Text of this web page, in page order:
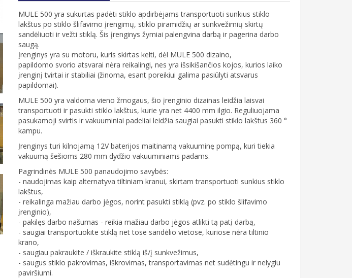
MULE 500 yra sukurtas padėti stiklo apdirbėjams transportuoti sunkius stiklo
lakštus po stiklo šlifavimo įrengimų, stiklo piramidžių ar sunkvežimių skirtų
sandėliuoti ir vežti stiklą. Šis įrenginys žymiai palengvina darbą ir pagerina darbo
saugą.
Įrenginys yra su motoru, kuris skirtas kelti, dėl MULE 500 dizaino,
papildomo svorio atsvarai nėra reikalingi, nes yra išsikišančios kojos, kurios laiko
įrenginį tvirtai ir stabiliai (žinoma, esant poreikiui galima pasiūlyti atsvarus
papildomai).
MULE 500 yra valdoma vieno žmogaus, šio įrenginio dizainas leidžia laisvai
transportuoti ir pasukti stiklo lakštus, kurie yra net 4400 mm ilgio. Reguliuojama
pasukamoji svirtis ir vakuuminiai padeliai leidžia saugiai pasukti stiklo lakštus 360 °
kampu.
Įrenginys turi kilnojamą 12V baterijos maitinamą vakuuminę pompą, kuri tiekia
vakuumą šešioms 280 mm dydžio vakuuminiams padams.
Pagrindinės MULE 500 panaudojimo savybės:
- naudojimas kaip alternatyva tiltiniam kranui, skirtam transportuoti sunkius stiklo
lakštus,
- reikalinga mažiau darbo jėgos, norint pasukti stiklą (pvz. po stiklo šlifavimo
įrenginio),
- pakilęs darbo našumas - reikia mažiau darbo jėgos atlikti tą patį darbą,
- saugiai transportuokite stiklą net tose sandėlio vietose, kuriose nėra tiltinio
krano,
- saugiau pakraukite / iškraukite stiklą iš/į sunkvežimus,
- saugus stiklo pakrovimas, iškrovimas, transportavimas net sudėtingu ir nelygiu
paviršiumi.